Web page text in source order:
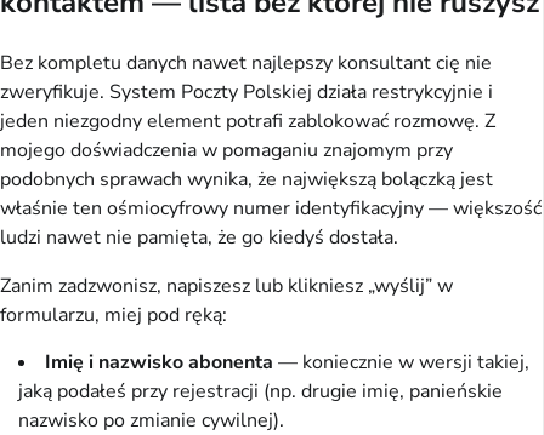
Bez kompletu danych nawet najlepszy konsultant cię nie
zweryfikuje. System Poczty Polskiej działa restrykcyjnie i
jeden niezgodny element potrafi zablokować rozmowę. Z
mojego doświadczenia w pomaganiu znajomym przy
podobnych sprawach wynika, że największą bolączką jest
właśnie ten ośmiocyfrowy numer identyfikacyjny — większość
ludzi nawet nie pamięta, że go kiedyś dostała.
Zanim zadzwonisz, napiszesz lub klikniesz „wyślij” w
formularzu, miej pod ręką:
Imię i nazwisko abonenta — koniecznie w wersji takiej,
jaką podałeś przy rejestracji (np. drugie imię, panieńskie
nazwisko po zmianie cywilnej).